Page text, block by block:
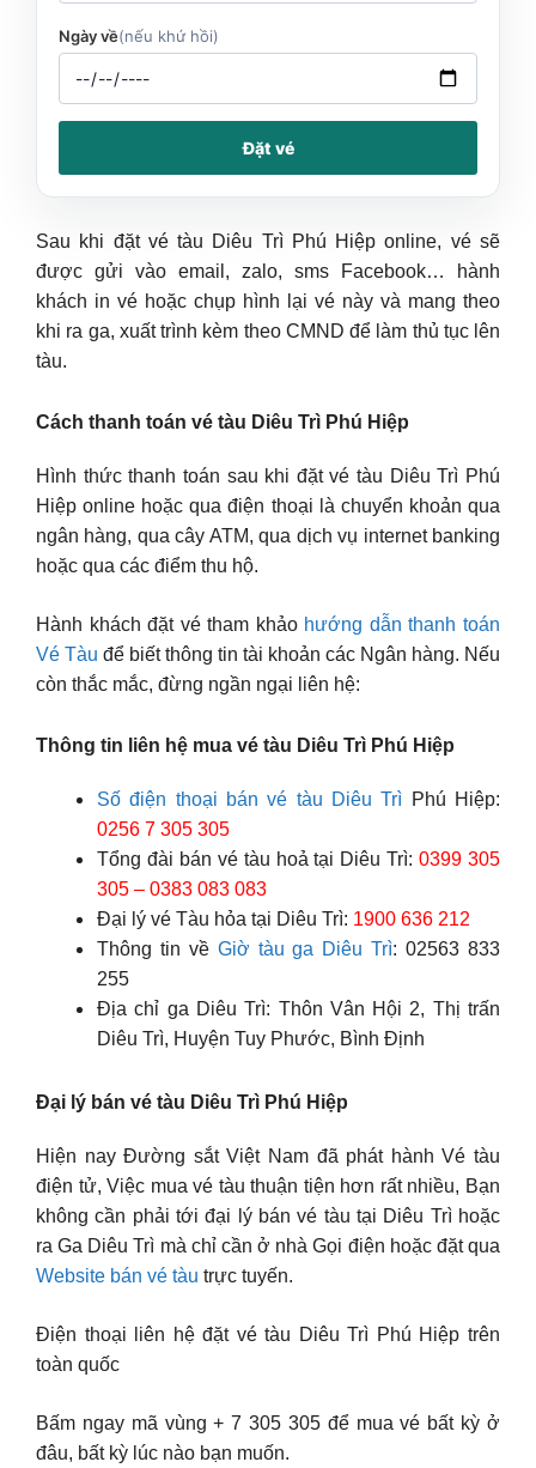
Ngày về(nếu khứ hồi)
Đặt vé
Sau khi đặt vé tàu Diêu Trì Phú Hiệp online, vé sẽ
được gửi vào email, zalo, sms Facebook… hành
khách in vé hoặc chụp hình lại vé này và mang theo
khi ra ga, xuất trình kèm theo CMND để làm thủ tục lên
tàu.
Cách thanh toán vé tàu Diêu Trì Phú Hiệp
Hình thức thanh toán sau khi đặt vé tàu Diêu Trì Phú
Hiệp online hoặc qua điện thoại là chuyển khoản qua
ngân hàng, qua cây ATM, qua dịch vụ internet banking
hoặc qua các điểm thu hộ.
Hành khách đặt vé tham khảo hướng dẫn thanh toán
Vé Tàu để biết thông tin tài khoản các Ngân hàng. Nếu
còn thắc mắc, đừng ngần ngại liên hệ:
Thông tin liên hệ mua vé tàu Diêu Trì Phú Hiệp
Số điện thoại bán vé tàu Diêu Trì Phú Hiệp:
0256 7 305 305
Tổng đài bán vé tàu hoả tại Diêu Trì:0399 305
305 – 0383 083 083
Đại lý vé Tàu hỏa tại Diêu Trì: 1900 636 212
Thông tin về Giờ tàu ga Diêu Trì: 02563 833
255
Địa chỉ ga Diêu Trì: Thôn Vân Hội 2, Thị trấn
Diêu Trì, Huyện Tuy Phước, Bình Định
Đại lý bán vé tàu Diêu Trì Phú Hiệp
Hiện nay Đường sắt Việt Nam đã phát hành Vé tàu
điện tử, Việc mua vé tàu thuận tiện hơn rất nhiều, Bạn
không cần phải tới đại lý bán vé tàu tại Diêu Trì hoặc
ra Ga Diêu Trì mà chỉ cần ở nhà Gọi điện hoặc đặt qua
Website bán vé tàu trực tuyến.
Điện thoại liên hệ đặt vé tàu Diêu Trì Phú Hiệp trên
toàn quốc
Bấm ngay mã vùng + 7 305 305 để mua vé bất kỳ ở
đâu, bất kỳ lúc nào bạn muốn.